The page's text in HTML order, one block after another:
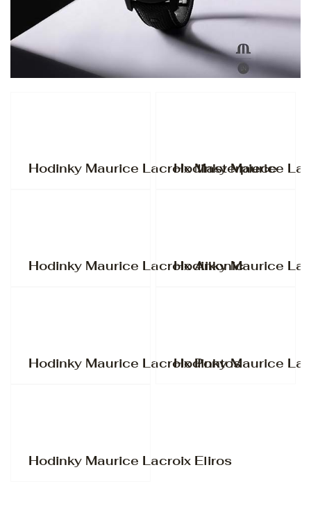
Hodinky Maurice Lacroix Masterpiece
Hodinky Maurice
Hodinky Maurice Lacroix Aikonic
Hodinky Maurice
Hodinky Maurice Lacroix Pontos
Hodinky Maurice
Hodinky Maurice Lacroix Eliros